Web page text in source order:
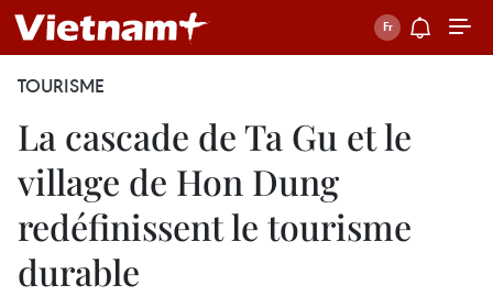
TOURISME
La cascade de Ta Gu et le
village de Hon Dung
redéfinissent le tourisme
durable